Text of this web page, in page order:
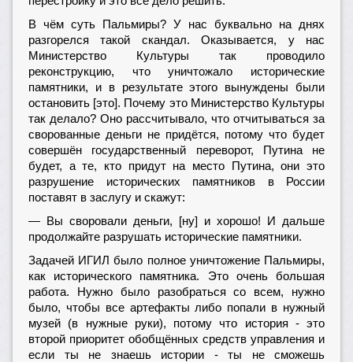
В чём суть Пальмиры? У нас буквально на днях
разгорелся такой скандал. Оказывается, у нас
Министерство Культуры так проводило
реконструкцию, что уничтожало исторические
памятники, и в результате этого вынуждены были
остановить [это]. Почему это Министерство Культуры
так делало? Оно рассчитывало, что отчитываться за
сворованные деньги не придётся, потому что будет
совершён государственный переворот, Путина не
будет, а те, кто придут на место Путина, они это
разрушение исторических памятников в России
поставят в заслугу и скажут:
— Вы своровали деньги, [ну] и хорошо! И дальше
продолжайте разрушать исторические памятники.
Задачей ИГИЛ было полное уничтожение Пальмиры,
как исторического памятника. Это очень большая
работа. Нужно было разобраться со всем, нужно
было, чтобы все артефакты либо попали в нужный
музей (в нужные руки), потому что история - это
второй приоритет обобщённых средств управления и
если ты не знаешь истории - ты не сможешь